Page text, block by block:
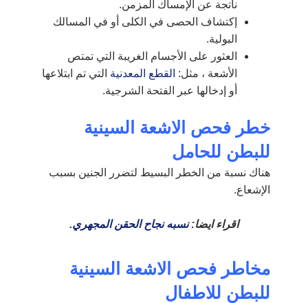
ناتجة عن الإمساك المزمن.
إكتشاف الحصى في الكلى أو في المسالك
البولية.
العثور على الأجسام الغريبة التي تمتص
الأشعة ، مثل: القطع المعدنية التي تم ابتلاعها
أو إدخالها عبر الفتحة الشرجية.
خطر فحص الاشعة السينية
للبطن للحامل
هناك نسبة من الخطر البسيط لتضرر الجنين بسبب
الإشعاع.
اقراء ايضا:نسبه نجاح الحقن المجهري.
مخاطر فحص الاشعة السينية
للبطن للاطفال